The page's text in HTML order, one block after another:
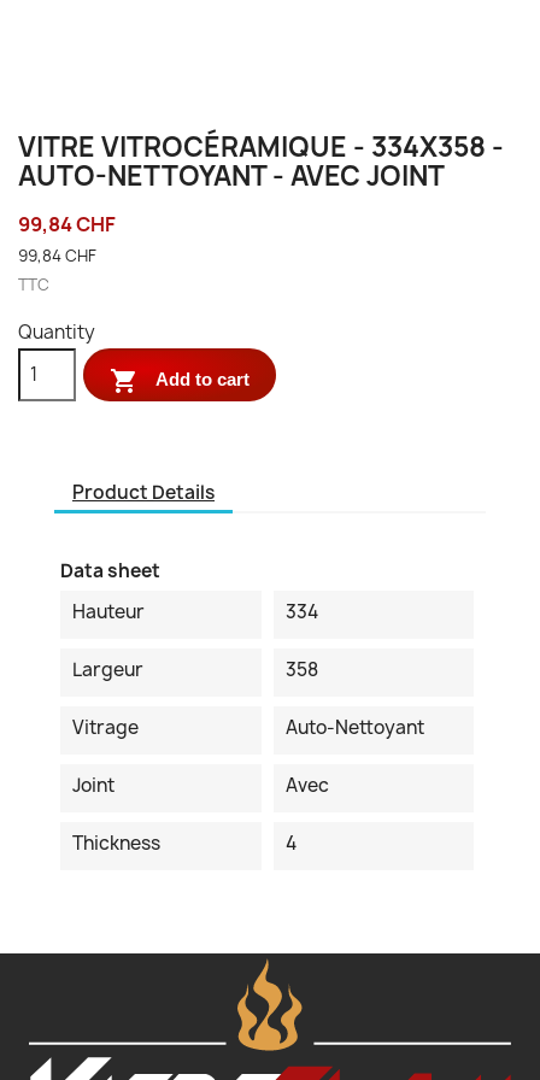
VITRE VITROCÉRAMIQUE - 334X358 -
AUTO-NETTOYANT - AVEC JOINT
99,84 CHF
99,84 CHF
TTC
Quantity
 Add to cart
Product Details
Data sheet
Hauteur
334
Largeur 358
Vitrage Auto-Nettoyant
Joint Avec
Thickness 4